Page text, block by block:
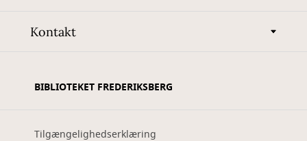
Kontakt
BIBLIOTEKET FREDERIKSBERG
Tilgængelighedserklæring